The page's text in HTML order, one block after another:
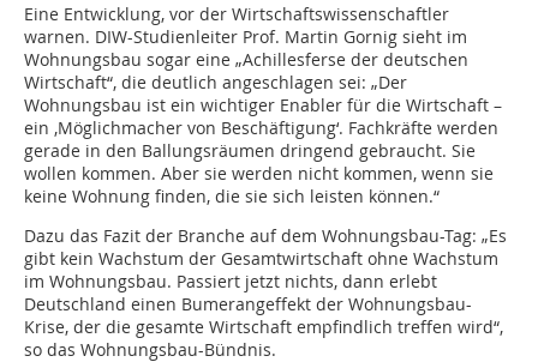
Eine Entwicklung, vor der Wirtschaftswissenschaftler
warnen. DIW-Studienleiter Prof. Martin Gornig sieht im
Wohnungsbau sogar eine „Achillesferse der deutschen
Wirtschaft“, die deutlich angeschlagen sei: „Der
Wohnungsbau ist ein wichtiger Enabler für die Wirtschaft –
ein ‚Möglichmacher von Beschäftigung‘. Fachkräfte werden
gerade in den Ballungsräumen dringend gebraucht. Sie
wollen kommen. Aber sie werden nicht kommen, wenn sie
keine Wohnung finden, die sie sich leisten können.“
Dazu das Fazit der Branche auf dem Wohnungsbau-Tag: „Es
gibt kein Wachstum der Gesamtwirtschaft ohne Wachstum
im Wohnungsbau. Passiert jetzt nichts, dann erlebt
Deutschland einen Bumerangeffekt der Wohnungsbau-
Krise, der die gesamte Wirtschaft empfindlich treffen wird“,
so das Wohnungsbau-Bündnis.